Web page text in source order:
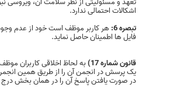
اشکالات احتمالی ندارد.
تبصره 6:
هر کاربر موظف است خود از عدم
فایل ها اطمینان حاصل نماید.
قانون شماره 17) به لحاظ اخلاقی کاربران
یک پرسش در انجمن آن را از طریق همین
در صورت یافتن پاسخ آن را در همان بخش درج